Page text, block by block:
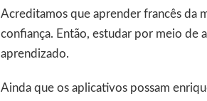
Acreditamos que aprender francês da
confiança. Então, estudar por meio de
aprendizado.
Ainda que os aplicativos possam